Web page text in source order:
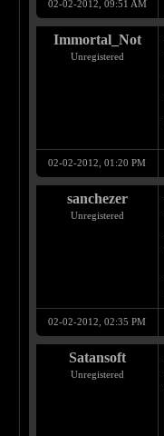
02-02-2012, 09:51 AM
Immortal_Not
Unregistered
02-02-2012, 01:20 PM
sanchezer
Unregistered
02-02-2012, 02:35 PM
Satansoft
Unregistered